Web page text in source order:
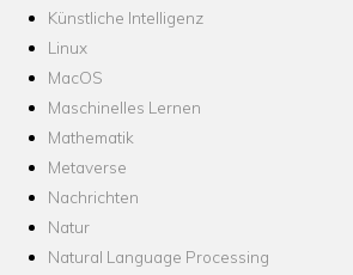
Künstliche Intelligenz
Linux
MacOS
Maschinelles Lernen
Mathematik
Metaverse
Nachrichten
Natur
Natural Language Processing